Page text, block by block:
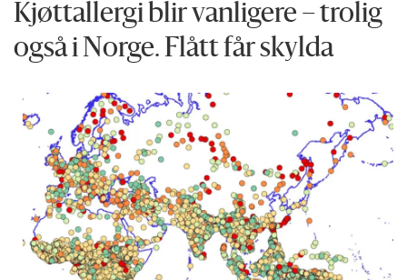
Kjøttallergi blir vanligere – trolig
også i Norge. Flått får skylda